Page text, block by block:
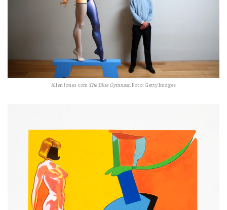
Allen Jones com The Blue Gymnast. Foto: Getty Images